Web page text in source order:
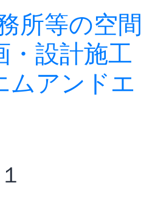
所等の空間
・設計施工
ムアンドエ